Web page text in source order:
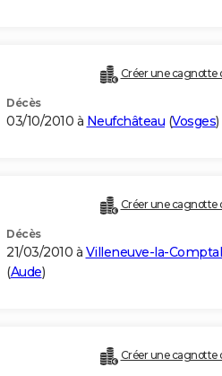
Créer une cagnotte
Décès
03/10/2010 à Neufchâteau (Vosges)
Créer une cagnotte
Décès
21/03/2010 à Villeneuve-la-Comptal
(Aude)
Créer une cagnotte